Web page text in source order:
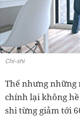
Chi-shi
Thế nhưng
chính lại không hề
shi từng giảm tới